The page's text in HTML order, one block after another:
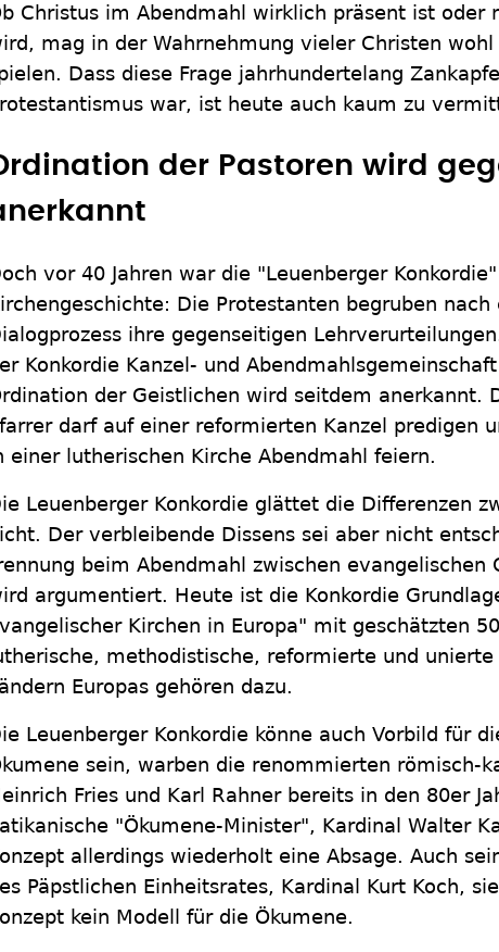
Christus im Abendmahl wirklich präsent ist oder
mag in der Wahrnehmung vieler Christen
Dass diese Frage jahrhundertelang
war, ist heute auch kaum zu
der Pastoren wird
vor 40 Jahren war die "Leuenberger
Die Protestanten begruben
ihre gegenseitigen
Konkordie Kanzel- und
der Geistlichen wird seitdem anerkannt.
darf auf einer reformierten Kanzel predigen
einer lutherischen Kirche Abendmahl feiern.
Leuenberger Konkordie glättet die Differenzen
Der verbleibende Dissens sei aber nicht
beim Abendmahl zwischen
argumentiert. Heute ist die Konkordie
Kirchen in Europa" mit geschätzten
methodistische, reformierte und
Europas gehören dazu.
Leuenberger Konkordie könne auch Vorbild für
sein, warben die renommierten römisch-
Fries und Karl Rahner bereits in den 80er
"Ökumene-Minister", Kardinal Walter
allerdings wiederholt eine Absage. Auch
Päpstlichen Einheitsrates, Kardinal Kurt Koch,
kein Modell für die Ökumene.